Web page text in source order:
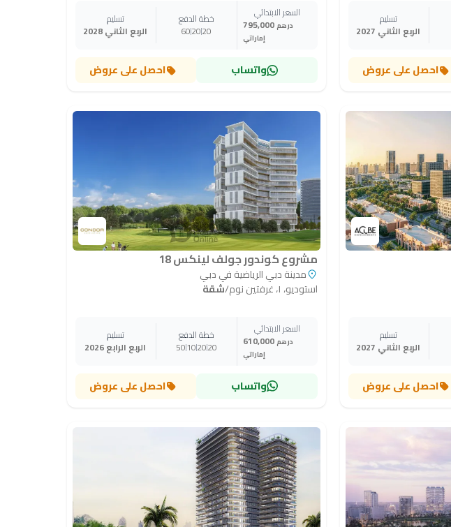
تسليم
الربع الثاني 2027
احصل على عروض
السعر الابتدائي
795,000 درهم
إماراتي
خطة الدفع
20
20
60
تسليم
الربع الثاني 2028
واتساب احصل على عروض
تسليم
الربع الثاني 2027
احصل على عروض
مشروع كوندور جولف لينكس 18
مدينة دبي الرياضية في دبي
استوديو، ١، غرفتين نوم
/شقة
السعر الابتدائي
610,000 درهم
إماراتي
خطة الدفع
20
20
10
50
تسليم
الربع الرابع 2026
واتساب احصل على عروض